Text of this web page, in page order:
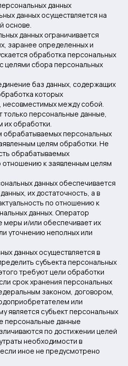
данных
данных осуществляется на
основе.
данных ограничивается
заранее определенных и
обработка персональных
целями сбора персональных
баз данных, содержащих
которых
несовместимых между собой.
только персональные данные,
их обработки.
персональных
целям обработки. Не
обрабатываемых
отношению к заявленным целям
данных обеспечивается
их достаточность, а в
по отношению к
данных. Оператор
и/или обеспечивает их
уточнению неполных или
данных осуществляется в
субъекта персональных
требуют цели обработки
срок хранения персональных
законом, договором,
или
является субъект персональных
персональные данные
по достижении целей
необходимости в
иное не предусмотрено